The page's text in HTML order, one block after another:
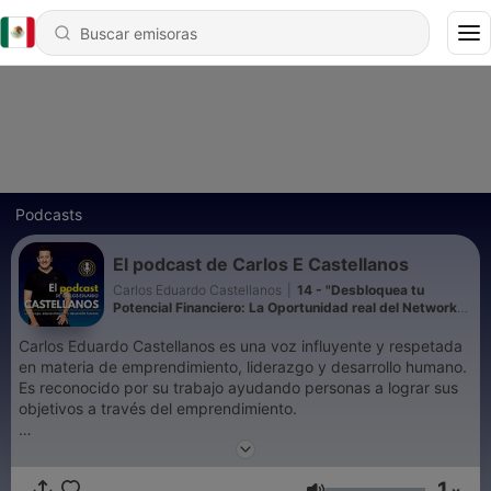
Podcasts
El podcast de Carlos E Castellanos
Carlos Eduardo Castellanos
14 - "Desbloquea tu
Potencial Financiero: La Oportunidad real del Network
Carlos Eduardo Castellanos es una voz influyente y respetada
en materia de emprendimiento, liderazgo y desarrollo humano.
Es reconocido por su trabajo ayudando personas a lograr sus
objetivos a través del emprendimiento.
Es fundador de Tribus Team y cofundador de Tribus U donde